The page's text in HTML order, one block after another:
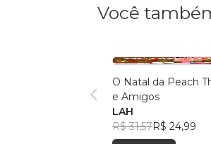
Você
O Natal da Peach
e Amigos
LAH
R$ 31,57R$ 24,99